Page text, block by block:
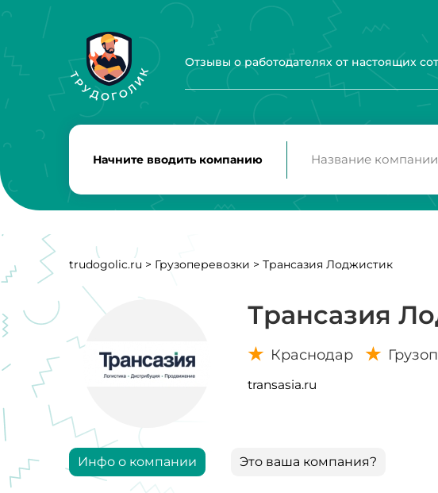
Отзывы о работодателях от настоящих
Начните вводить компанию
trudogolic.ru > Грузоперевозки > Трансазия Лоджистик
Трансазия
Краснодар
transasia.ru
Инфо о компании Это ваша компания?